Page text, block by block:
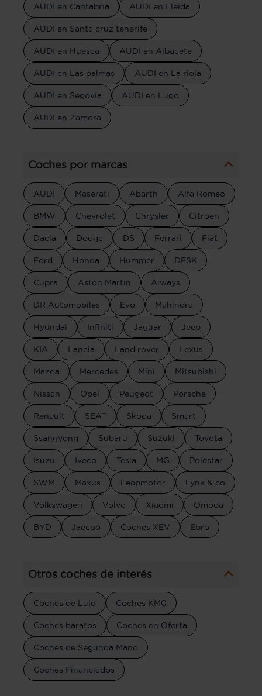
AUDI en Cantabria AUDI en Lleida
AUDI en Santa cruz tenerife
AUDI en Huesca AUDI en Albacete
AUDI en Las palmas AUDI en La rioja
AUDI en Segovia AUDI en Lugo
AUDI en Zamora
Coches por marcas
AUDI Maserati Abarth Alfa Romeo
BMW Chevrolet Chrysler Citroen
Dacia Dodge DS Ferrari Fiat
Ford Honda Hummer DFSK
Cupra Aston Martin Aiways
DR Automobiles Evo Mahindra
Hyundai Infiniti Jaguar Jeep
KIA Lancia Land rover Lexus
Mazda Mercedes Mini Mitsubishi
Nissan Opel Peugeot Porsche
Renault SEAT Skoda Smart
Ssangyong Subaru Suzuki Toyota
Isuzu Iveco Tesla MG Polestar
SWM Maxus Leapmotor Lynk & co
Volkswagen Volvo Xiaomi Omoda
BYD Jaecoo Coches XEV Ebro
Otros coches de interés
Coches de Lujo Coches KM0
Coches baratos Coches en Oferta
Coches de Segunda Mano
Coches Financiados